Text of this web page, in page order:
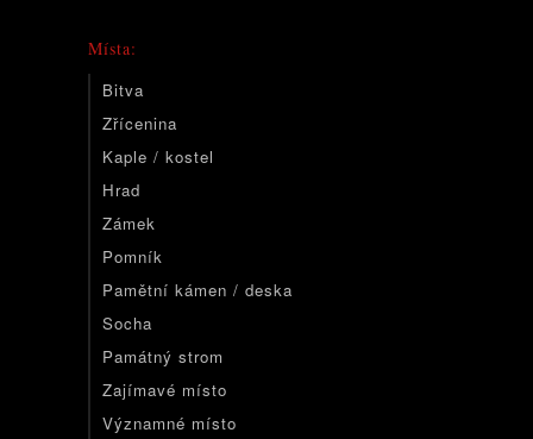
Místa:
Bitva
Zřícenina
Kaple / kostel
Hrad
Zámek
Pomník
Pamětní kámen / deska
Socha
Památný strom
Zajímavé místo
Významné místo